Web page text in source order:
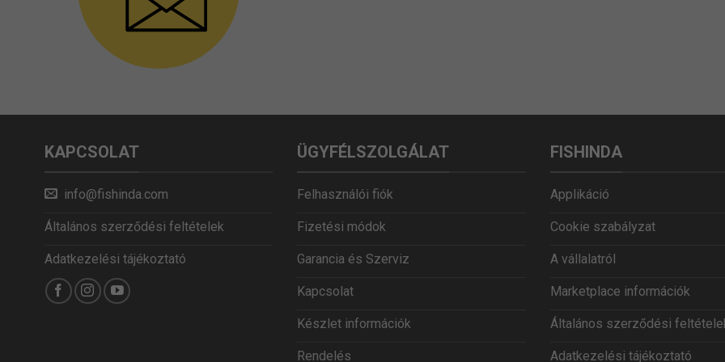
KAPCSOLAT
info@fishinda.com
Általános szerződési feltételek
Adatkezelési tájékoztató
ÜGYFÉLSZOLGÁLAT
Felhasználói fiók
Fizetési módok
Garancia és Szerviz
Kapcsolat
Készlet információk
Rendelés
FISHINDA
Applikáció
Cookie szabályzat
A vállalatról
Marketplace információk
Általános szerződési
Adatkezelési tájékoztató